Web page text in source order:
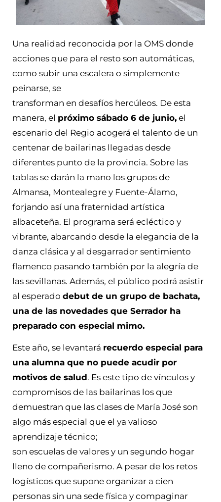
Una realidad reconocida por la OMS donde
acciones que para el resto son automáticas,
como subir una escalera o simplemente
peinarse, se
transforman en desafíos hercúleos. De esta
manera, el próximo sábado 6 de junio, el
escenario del Regio acogerá el talento de un
centenar de bailarinas llegadas desde
diferentes punto de la provincia. Sobre las
tablas se darán la mano los grupos de
Almansa, Montealegre y Fuente-Álamo,
forjando así una fraternidad artística
albaceteña. El programa será ecléctico y
vibrante, abarcando desde la elegancia de la
danza clásica y al desgarrador sentimiento
flamenco pasando también por la alegría de
las sevillanas. Además, el público podrá asistir
al esperado debut de un grupo de bachata,
una de las novedades que Serrador ha
preparado con especial mimo.
Este año, se levantará recuerdo especial para
una alumna que no puede acudir por
motivos de salud. Es este tipo de vínculos y
compromisos de las bailarinas los que
demuestran que las clases de María José son
algo más especial que el ya valioso
aprendizaje técnico;
son escuelas de valores y un segundo hogar
lleno de compañerismo. A pesar de los retos
logísticos que supone organizar a cien
personas sin una sede física y compaginar